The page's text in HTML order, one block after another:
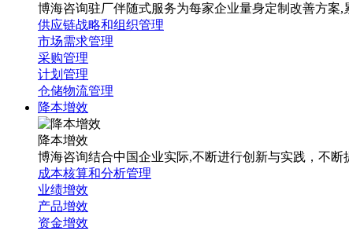
博海咨询驻厂伴随式服务为每家企业量身定制改善方案
供应链战略和组织管理
市场需求管理
采购管理
计划管理
仓储物流管理
降本增效
降本增效
博海咨询结合中国企业实际,不断进行创新与实践，不
成本核算和分析管理
业绩增效
产品增效
资金增效